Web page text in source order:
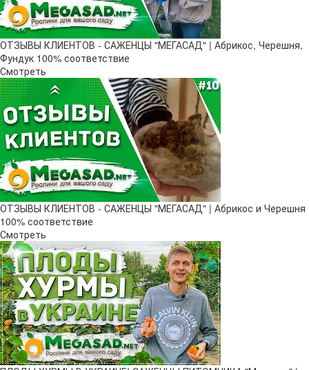
ОТЗЫВЫ КЛИЕНТОВ - САЖЕНЦЫ "МЕГАСАД" | Абрикос, Черешня,
Фундук 100% соответствие
Смотреть
ОТЗЫВЫ КЛИЕНТОВ - САЖЕНЦЫ "МЕГАСАД" | Абрикос и Черешня
100% соответствие
Смотреть